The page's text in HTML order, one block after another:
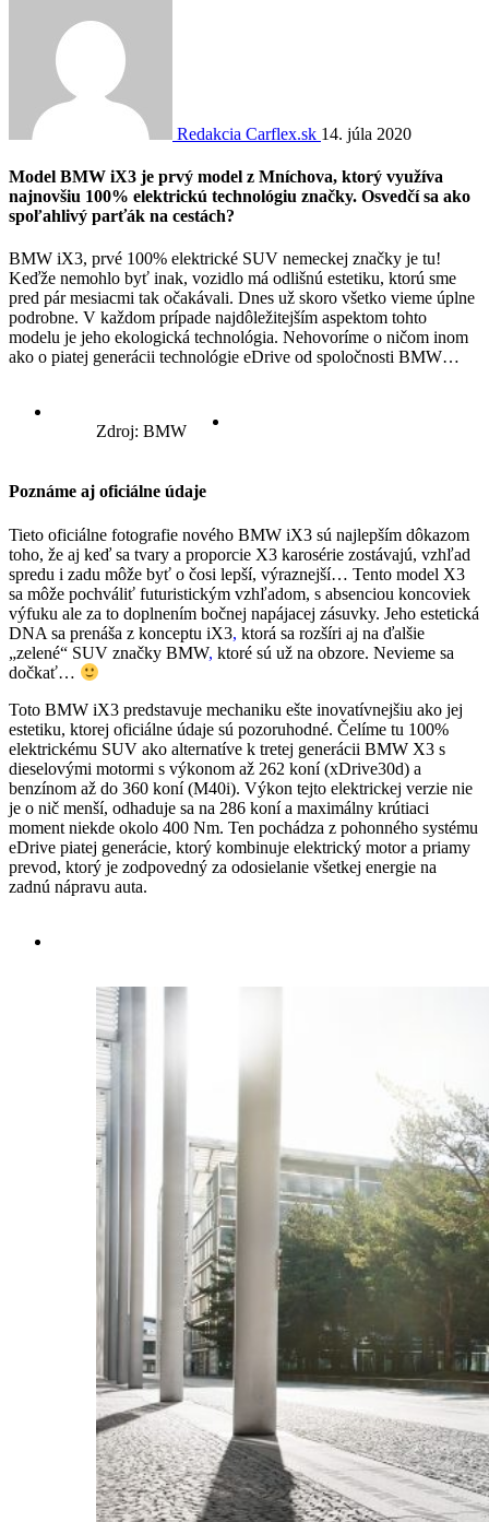
Redakcia Carflex.sk 14. júla 2020
Model BMW iX3 je prvý model z Mníchova, ktorý využíva
najnovšiu 100% elektrickú technológiu značky. Osvedčí sa ako
spoľahlivý parťák na cestách?
BMW iX3, prvé 100% elektrické SUV nemeckej značky je tu!
Keďže nemohlo byť inak, vozidlo má odlišnú estetiku, ktorú sme
pred pár mesiacmi tak očakávali. Dnes už skoro všetko vieme úplne
podrobne. V každom prípade najdôležitejším aspektom tohto
modelu je jeho ekologická technológia. Nehovoríme o ničom inom
ako o piatej generácii technológie eDrive od spoločnosti BMW…
Zdroj: BMW
Poznáme aj oficiálne údaje
Tieto oficiálne fotografie nového BMW iX3 sú najlepším dôkazom
toho, že aj keď sa tvary a proporcie X3 karosérie zostávajú, vzhľad
spredu i zadu môže byť o čosi lepší, výraznejší… Tento model X3
sa môže pochváliť futuristickým vzhľadom, s absenciou koncoviek
výfuku ale za to doplnením bočnej napájacej zásuvky. Jeho estetická
DNA sa prenáša z konceptu iX3, ktorá sa rozšíri aj na ďalšie
„zelené“ SUV značky BMW, ktoré sú už na obzore. Nevieme sa
dočkať…
Toto BMW iX3 predstavuje mechaniku ešte inovatívnejšiu ako jej
estetiku, ktorej oficiálne údaje sú pozoruhodné. Čelíme tu 100%
elektrickému SUV ako alternatíve k tretej generácii BMW X3 s
dieselovými motormi s výkonom až 262 koní (xDrive30d) a
benzínom až do 360 koní (M40i). Výkon tejto elektrickej verzie nie
je o nič menší, odhaduje sa na 286 koní a maximálny krútiaci
moment niekde okolo 400 Nm. Ten pochádza z pohonného systému
eDrive piatej generácie, ktorý kombinuje elektrický motor a priamy
prevod, ktorý je zodpovedný za odosielanie všetkej energie na
zadnú nápravu auta.